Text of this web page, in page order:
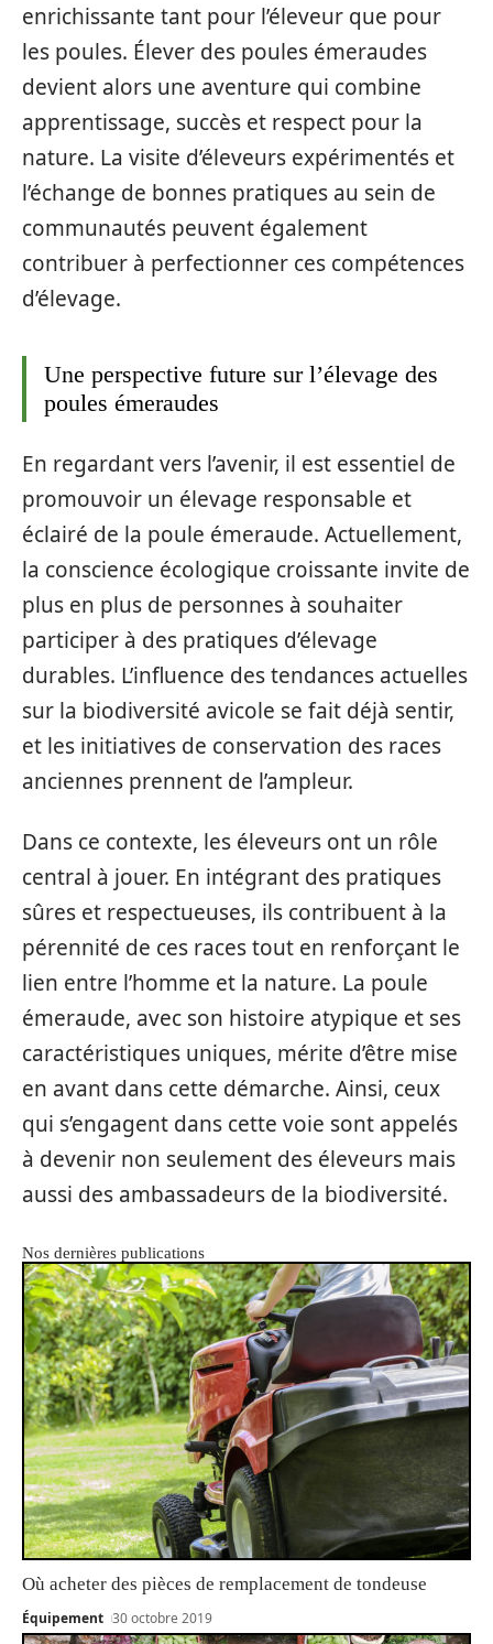
enrichissante tant pour l’éleveur que pour
les poules. Élever des poules émeraudes
devient alors une aventure qui combine
apprentissage, succès et respect pour la
nature. La visite d’éleveurs expérimentés et
l’échange de bonnes pratiques au sein de
communautés peuvent également
contribuer à perfectionner ces compétences
d’élevage.
Une perspective future sur l’élevage des
poules émeraudes
En regardant vers l’avenir, il est essentiel de
promouvoir un élevage responsable et
éclairé de la poule émeraude. Actuellement,
la conscience écologique croissante invite de
plus en plus de personnes à souhaiter
participer à des pratiques d’élevage
durables. L’influence des tendances actuelles
sur la biodiversité avicole se fait déjà sentir,
et les initiatives de conservation des races
anciennes prennent de l’ampleur.
Dans ce contexte, les éleveurs ont un rôle
central à jouer. En intégrant des pratiques
sûres et respectueuses, ils contribuent à la
pérennité de ces races tout en renforçant le
lien entre l’homme et la nature. La poule
émeraude, avec son histoire atypique et ses
caractéristiques uniques, mérite d’être mise
en avant dans cette démarche. Ainsi, ceux
qui s’engagent dans cette voie sont appelés
à devenir non seulement des éleveurs mais
aussi des ambassadeurs de la biodiversité.
Nos dernières publications
Où acheter des pièces de remplacement de tondeuse
Équipement 30 octobre 2019